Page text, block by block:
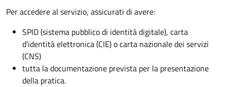
Per accedere al servizio, assicurati di avere:
SPID (sistema pubblico di identità digitale), carta
d’identità elettronica (CIE) o carta nazionale dei servizi
(CNS)
tutta la documentazione prevista per la presentazione
della pratica.